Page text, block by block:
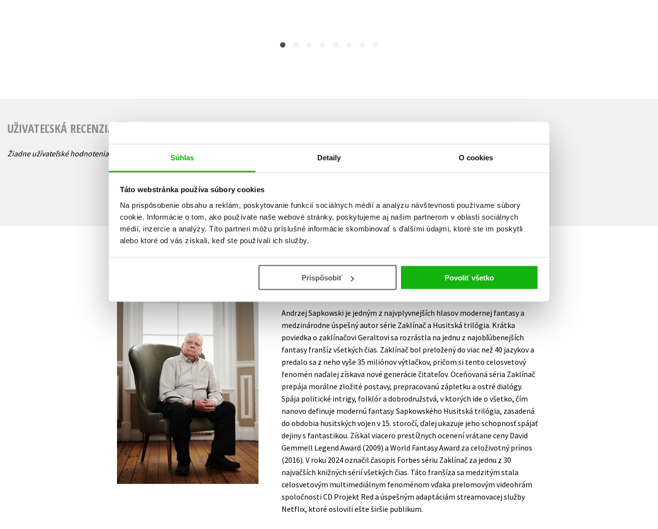
Súhlas Detaily O cookies
Táto webstránka používa súbory cookies
Na prispôsobenie obsahu a reklám, poskytovanie funkcií sociálnych médií a analýzu návštevnosti používame súbory
cookie. Informácie o tom, ako používate naše webové stránky, poskytujeme aj našim partnerom v oblasti sociálnych
médií, inzercie a analýzy. Títo partneri môžu príslušné informácie skombinovať s ďalšími údajmi, ktoré ste im poskytli
alebo ktoré od vás získali, keď ste používali ich služby.
Prispôsobiť Povoliť všetko
UŽIVATEĽSKÁ RECENZIA
Žiadne užívateľské hodnotenia nie sú dostupné.
Používateľskú recenziu môžu vkladať len registrovaní užívatelia
Prihlásiť
AUTOR KNIHY
Andrzej Sapkowski
Andrzej Sapkowski je jedným z najvplyvnejších hlasov modernej fantasy a
medzinárodne úspešný autor série Zaklínač a Husitská trilógia. Krátka
poviedka o zaklínačovi Geraltovi sa rozrástla na jednu z najobľúbenejších
fantasy franšíz všetkých čias. Zaklínač bol preložený do viac než 40 jazykov a
predalo sa z neho vyše 35 miliónov výtlačkov, pričom si tento celosvetový
fenomén naďalej získava nové generácie čitateľov. Oceňovaná séria Zaklínač
prepája morálne zložité postavy, prepracovanú zápletku a ostré dialógy.
Spája politické intrigy, folklór a dobrodružstvá, v ktorých ide o všetko, čím
nanovo definuje modernú fantasy. Sapkowského Husitská trilógia, zasadená
do obdobia husitských vojen v 15. storočí, ďalej ukazuje jeho schopnosť spájať
dejiny s fantastikou. Získal viacero prestížnych ocenení vrátane ceny David
Gemmell Legend Award (2009) a World Fantasy Award za celoživotný prínos
(2016). V roku 2024 označil časopis Forbes sériu Zaklínač za jednu z 30
najväčších knižných sérií všetkých čias. Táto franšíza sa medzitým stala
celosvetovým multimediálnym fenoménom vďaka prelomovým videohrám
spoločnosti CD Projekt Red a úspešným adaptáciám streamovacej služby
Netflix, ktoré oslovili ešte širšie publikum.